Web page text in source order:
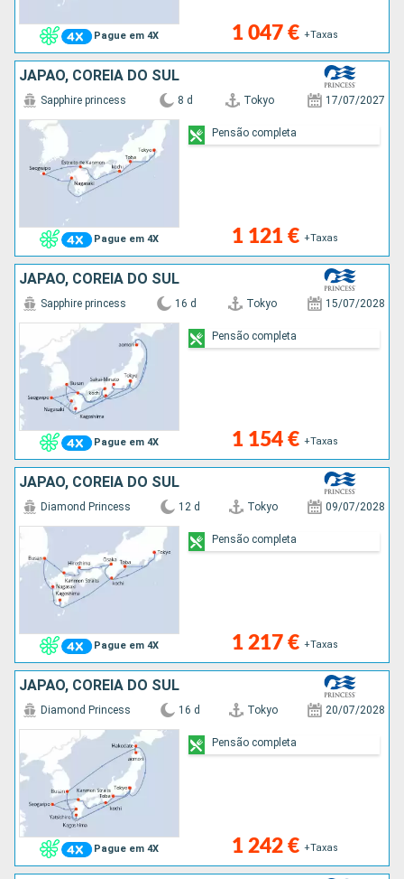
Pague em 4X 1 047 € +Taxas
JAPÃO, COREIA DO SUL
Pague em 4X
Sapphire princess 8 d Tokyo 17/07/2027
1 121 € +Taxas
Pensão completa
JAPÃO, COREIA DO SUL
Pague em 4X
Sapphire princess 16 d Tokyo 15/07/2028
1 154 € +Taxas
Pensão completa
JAPÃO, COREIA DO SUL
Pague em 4X
Diamond Princess 12 d Tokyo 09/07/2028
1 217 € +Taxas
Pensão completa
JAPÃO, COREIA DO SUL
Pague em 4X
Diamond Princess 16 d Tokyo 20/07/2028
1 242 € +Taxas
Pensão completa